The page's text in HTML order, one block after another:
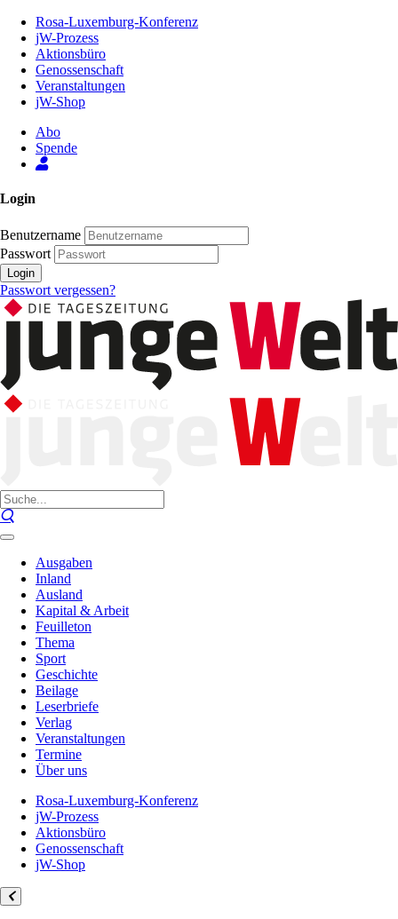
Inhalt
Seite
Rosa-Luxemburg-Konferenz
jW-Prozess
Aktionsbüro
Genossenschaft
Veranstaltungen
jW-Shop
Abo
Spende
Login
Benutzername
Passwort
Login
Passwort vergessen?
Ausgaben
Inland
Ausland
Kapital & Arbeit
Feuilleton
Thema
Sport
Geschichte
Beilage
Leserbriefe
Verlag
Veranstaltungen
Termine
Über uns
Rosa-Luxemburg-Konferenz
jW-Prozess
Aktionsbüro
Genossenschaft
jW-Shop